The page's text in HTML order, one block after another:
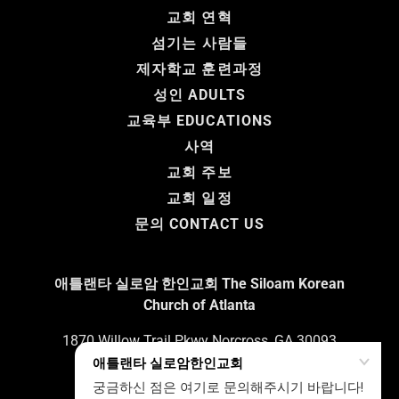
교회 연혁
섬기는 사람들
제자학교 훈련과정
성인 ADULTS
교육부 EDUCATIONS
사역
교회 주보
교회 일정
문의 CONTACT US
애틀랜타 실로암 한인교회 The Siloam Korean
Church of Atlanta
1870 Willow Trail Pkwy Norcross, GA 30093
770-638-1600